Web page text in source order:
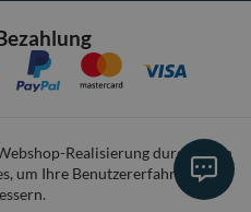
Realisierung durchHaan
um Ihre Benutzererfahrung zu